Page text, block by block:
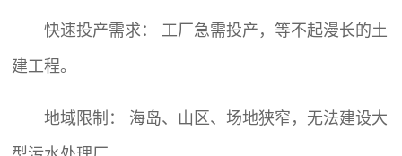
快速投产需求： 工厂急需投产，等不起漫长的土
建工程。
地域限制： 海岛、山区、场地狭窄，无法建设大